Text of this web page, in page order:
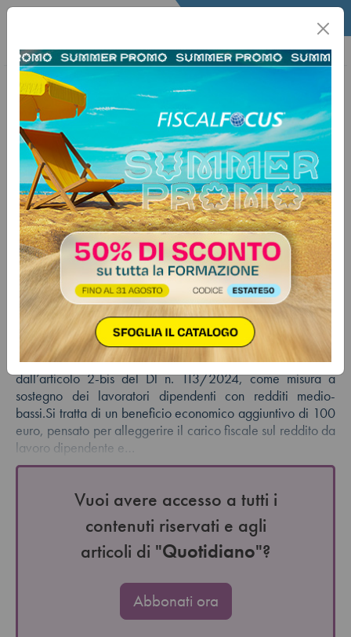
Home Quotidiano Il Quotidiano Articoli Fisco
17 ottobre 2025
Categorie: Dichiarazione Modello Redditi 2025
Bonus tredicesima: come richiederlo
nella dichiarazione dei redditi 2025
Come inserire il bonus tredicesima
nel modello REDDITI PF 2025 se non
è stato erogato dal datore di lavoro
Autore:
Serena Pastore
Il cosiddetto bonus tredicesima è stato introdotto
dall’articolo 2-bis del Dl n. 113/2024, come misura a
sostegno dei lavoratori dipendenti con redditi medio-
bassi.Si tratta di un beneficio economico aggiuntivo di 100
euro, pensato per alleggerire il carico fiscale sul reddito da
lavoro dipendente e…
Vuoi avere accesso a tutti i
contenuti riservati e agli
articoli di "Quotidiano"?
Abbonati ora